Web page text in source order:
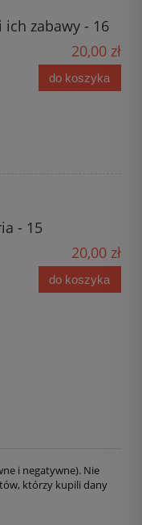
ich zabawy - 16
20,00 zł
do koszyka
- 15
20,00 zł
do koszyka
i negatywne). Nie
którzy kupili dany